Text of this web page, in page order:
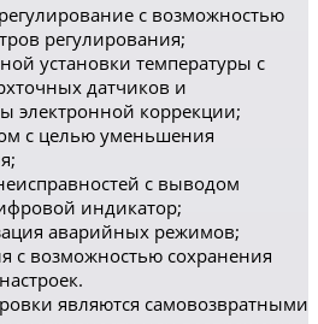
с возможностью
регулирования;
установки температуры с
датчиков и
электронной коррекции;
с целью уменьшения
с выводом
индикатор;
аварийных режимов;
с возможностью сохранения
являются самовозвратными